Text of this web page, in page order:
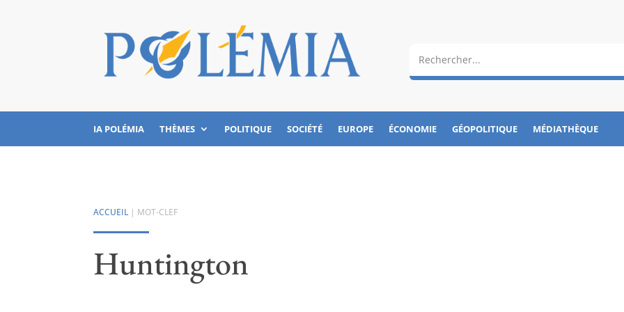
IA POLÉMIA THÈMES POLITIQUE SOCIÉTÉ EUROPE ÉCONOMIE GÉOPOLITIQUE MÉDIATHÈQUE
ACCUEIL | MOT-CLEF
Huntington